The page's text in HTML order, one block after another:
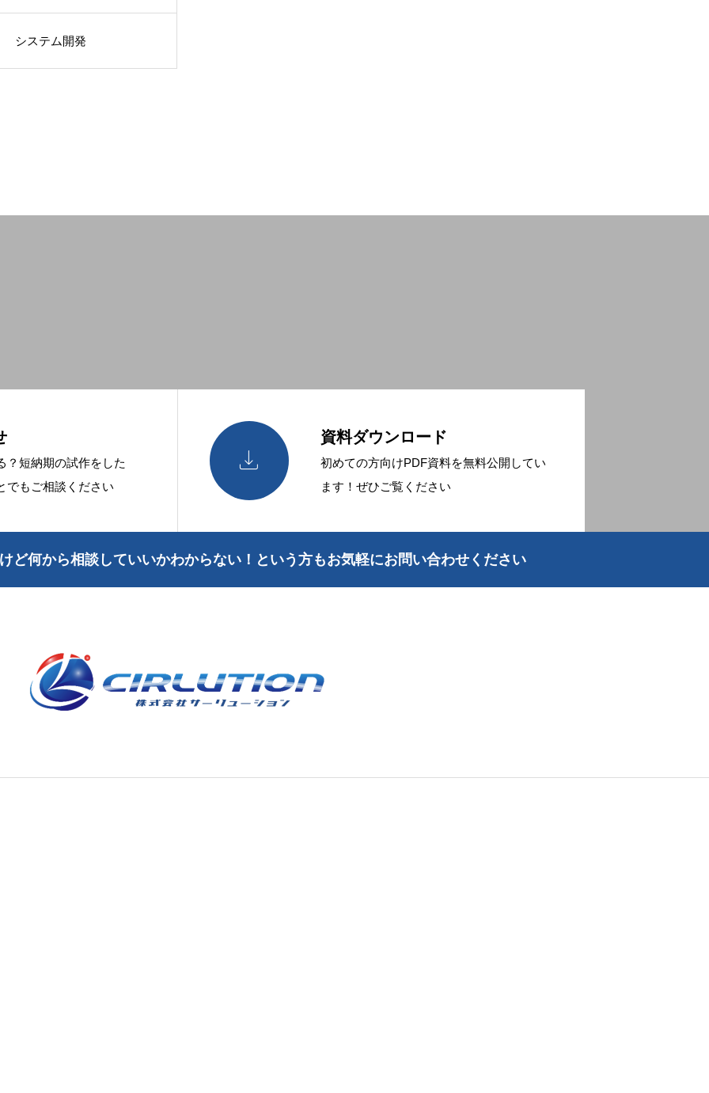
システム開発
？短納期の試作をした
もご相談ください

資料ダウンロード
初めての方向けPDF資料を無料公開してい
ます！ぜひご覧ください
ど何から相談していいかわからない！という方もお気軽にお問い合わせください